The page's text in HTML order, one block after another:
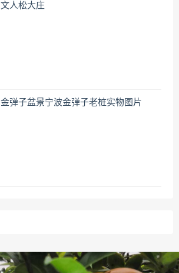
文人松大庄
金弹子盆景宁波金弹子老桩实物图片